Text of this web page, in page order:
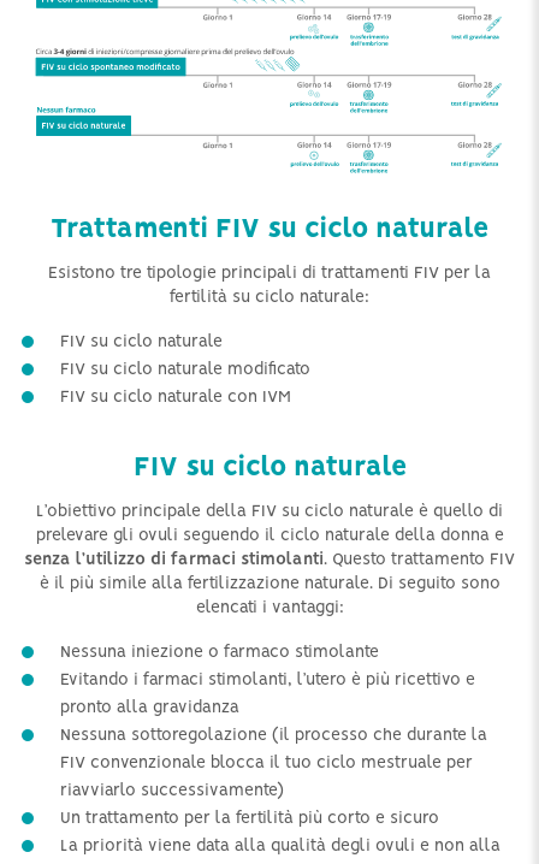
Trattamenti FIV su ciclo naturale
Esistono tre tipologie principali di trattamenti FIV per la
fertilità su ciclo naturale:
FIV su ciclo naturale
FIV su ciclo naturale modificato
FIV su ciclo naturale con IVM
FIV su ciclo naturale
L’obiettivo principale della FIV su ciclo naturale è quello di
prelevare gli ovuli seguendo il ciclo naturale della donna e
senza l’utilizzo di farmaci stimolanti. Questo trattamento FIV
è il più simile alla fertilizzazione naturale. Di seguito sono
elencati i vantaggi:
Nessuna iniezione o farmaco stimolante
Evitando i farmaci stimolanti, l’utero è più ricettivo e
pronto alla gravidanza
Nessuna sottoregolazione (il processo che durante la
FIV convenzionale blocca il tuo ciclo mestruale per
riavviarlo successivamente)
Un trattamento per la fertilità più corto e sicuro
La priorità viene data alla qualità degli ovuli e non alla